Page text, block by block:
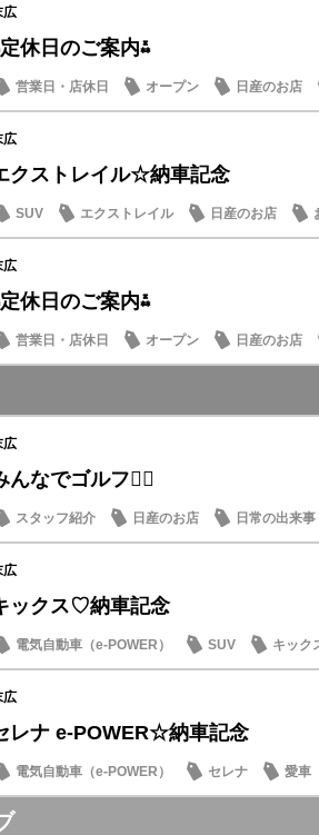
広
休日のご案内⁂
営業日・店休日 オープン 日産のお店
広
クストレイル☆納車記念
SUV エクストレイル 日産のお店
広
休日のご案内⁂
営業日・店休日 オープン 日産のお店
広
んなでゴルフ🏌️‍♂️
スタッフ紹介 日産のお店 日常の出来事
広
ックス♡納車記念
電気自動車（e-POWER） SUV キック
広
レナ e-POWER☆納車記念
電気自動車（e-POWER） セレナ 愛車